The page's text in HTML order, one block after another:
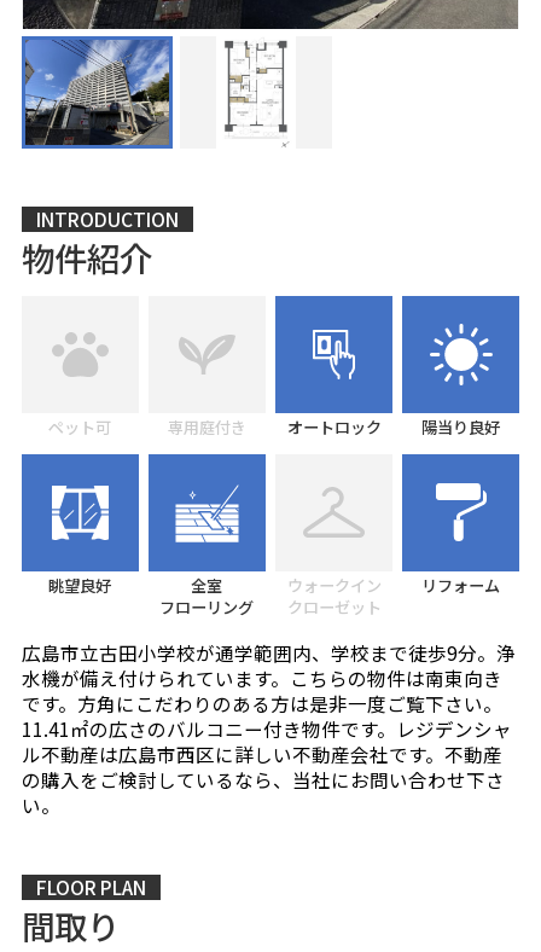
INTRODUCTION
物件紹介
ペット可 専用庭付き オートロック 陽当り良好
眺望良好
全室
フローリング
ウォークイン
クローゼット
リフォーム
広島市立古田小学校が通学範囲内、学校まで徒歩9分。浄
水機が備え付けられています。こちらの物件は南東向き
です。方角にこだわりのある方は是非一度ご覧下さい。
11.41㎡の広さのバルコニー付き物件です。レジデンシャ
ル不動産は広島市西区に詳しい不動産会社です。不動産
の購入をご検討しているなら、当社にお問い合わせ下さ
い。
FLOOR PLAN
間取り